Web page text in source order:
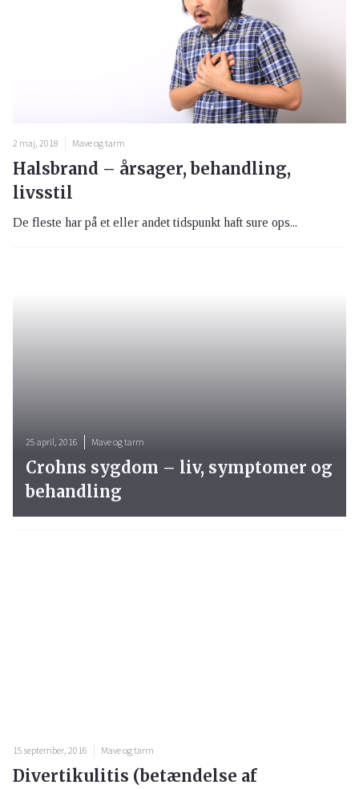
2 maj, 2018 Mave og tarm
Halsbrand – årsager, behandling,
livsstil
De fleste har på et eller andet tidspunkt haft sure ops...
15 september, 2016 Mave og tarm
Divertikulitis (betændelse af
25 april, 2016 Mave og tarm
Crohns sygdom – liv, symptomer og
behandling